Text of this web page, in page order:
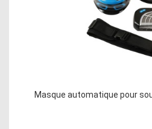
Masque automatique pour